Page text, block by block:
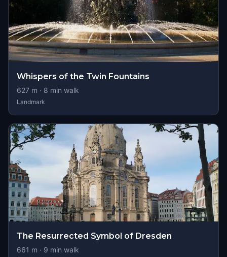
Whispers of the Twin Fountains
627 m · 8 min walk
Landmark
The Resurrected Symbol of Dresden
661 m · 9 min walk